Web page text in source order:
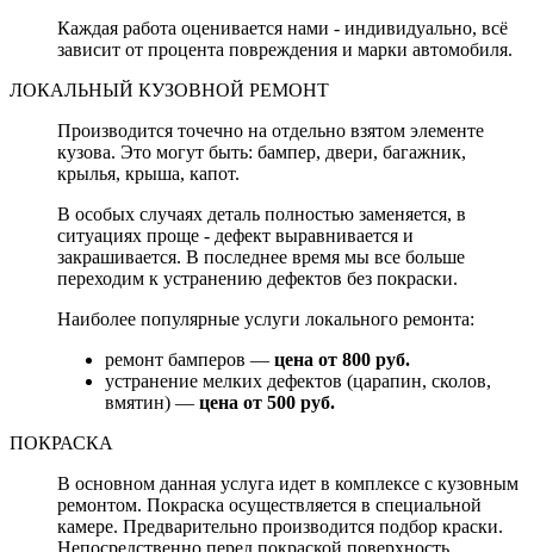
Каждая работа оценивается нами - индивидуально, всё
зависит от процента повреждения и марки автомобиля.
ЛОКАЛЬНЫЙ КУЗОВНОЙ РЕМОНТ
Производится точечно на отдельно взятом элементе
кузова. Это могут быть: бампер, двери, багажник,
крылья, крыша, капот.
В особых случаях деталь полностью заменяется, в
ситуациях проще - дефект выравнивается и
закрашивается. В последнее время мы все больше
переходим к устранению дефектов без покраски.
Наиболее популярные услуги локального ремонта:
ремонт бамперов — цена от 800 руб.
устранение мелких дефектов (царапин, сколов,
вмятин) — цена от 500 руб.
ПОКРАСКА
В основном данная услуга идет в комплексе с кузовным
ремонтом. Покраска осуществляется в специальной
камере. Предварительно производится подбор краски.
Непосредственно перед покраской поверхность